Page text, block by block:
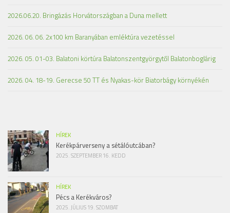
2026.06.20. Bringázás Horvátországban a Duna mellett
2026. 06. 06. 2x100 km Baranyában emléktúra vezetéssel
2026. 05. 01-03. Balatoni körtúra Balatonszentgyörgytől Balatonboglárig
2026. 04. 18-19. Gerecse 50 TT és Nyakas-kör Biatorbágy környékén
HÍREK
Kerékpárverseny a sétálóutcában?
2025. SZEPTEMBER 16. KEDD
HÍREK
Pécs a Kerékváros?
2025. JÚLIUS 19. SZOMBAT